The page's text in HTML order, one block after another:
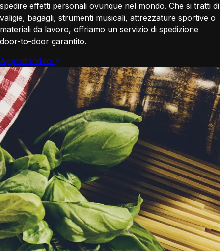
spedire effetti personali ovunque nel mondo. Che si tratti di
valigie, bagagli, strumenti musicali, attrezzature sportive o
materiali da lavoro, offriamo un servizio di spedizione
door-to-door garantito.
Approfondisci